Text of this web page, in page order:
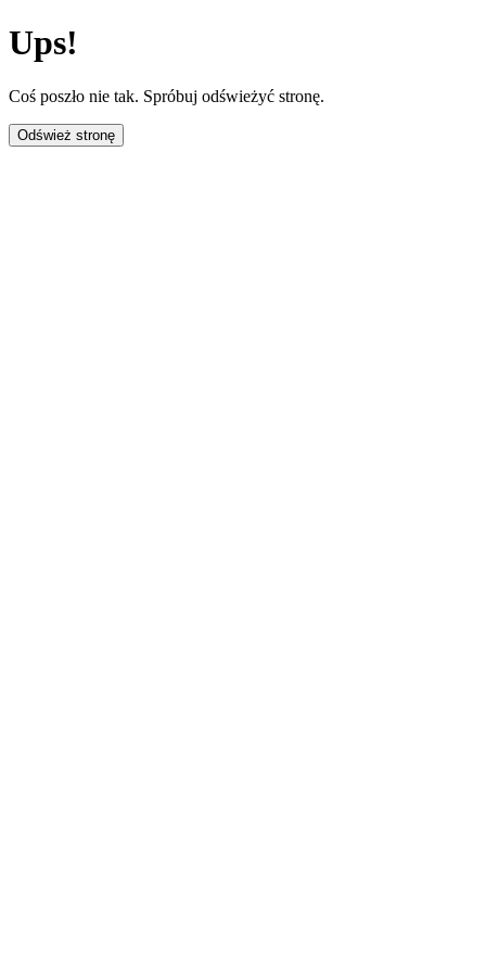
Ups!
Coś poszło nie tak. Spróbuj odświeżyć stronę.
Odśwież stronę